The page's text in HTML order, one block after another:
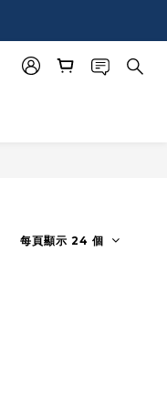
每頁顯示 24 個